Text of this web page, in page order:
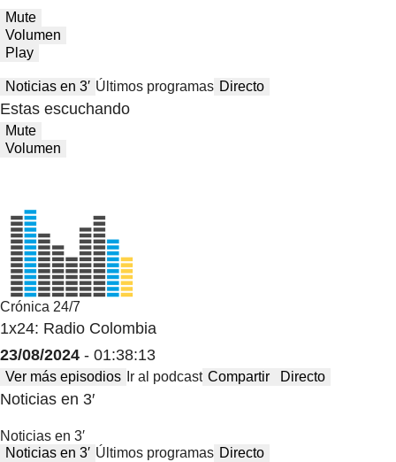
Mute
Volumen
Play
Noticias en 3′ Últimos programas Directo
Estas escuchando
Mute
Volumen
Crónica 24/7
1x24: Radio Colombia
23/08/2024 - 01:38:13
Ver más episodios Ir al podcast Compartir Directo
Noticias en 3′
Noticias en 3′
Noticias en 3′ Últimos programas Directo